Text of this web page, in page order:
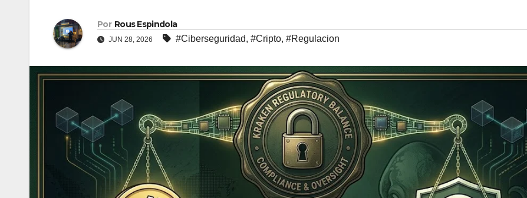
Por Rous Espindola
JUN 28, 2026 #Ciberseguridad, #Cripto, #Regulacion